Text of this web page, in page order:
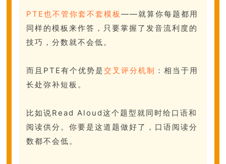
PTE也不管你套不套模板——就算你每题都用
同样的模板来作答，只要掌握了发音流利度的
技巧，分数就不会低。
而且PTE有个优势是交叉评分机制
：相当于用
长处弥补短板。
比如说Read Aloud这个题型就同时给口语和
阅读供分。你要是这道题做好了，口语阅读分
数都不会低。